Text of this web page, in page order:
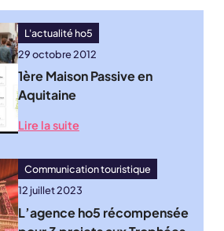
L'actualité ho5
29 octobre 2012
1ère Maison Passive en
Aquitaine
Lire la suite
Communication touristique
12 juillet 2023
L’agence ho5 récompensée